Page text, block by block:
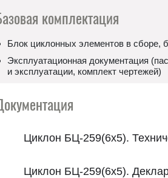
комплектация
Блок циклонных элементов в сборе,
Эксплуатационная документация
и эксплуатации, комплект чертежей)
Циклон БЦ-259(6х5).
Циклон БЦ-259(6х5).